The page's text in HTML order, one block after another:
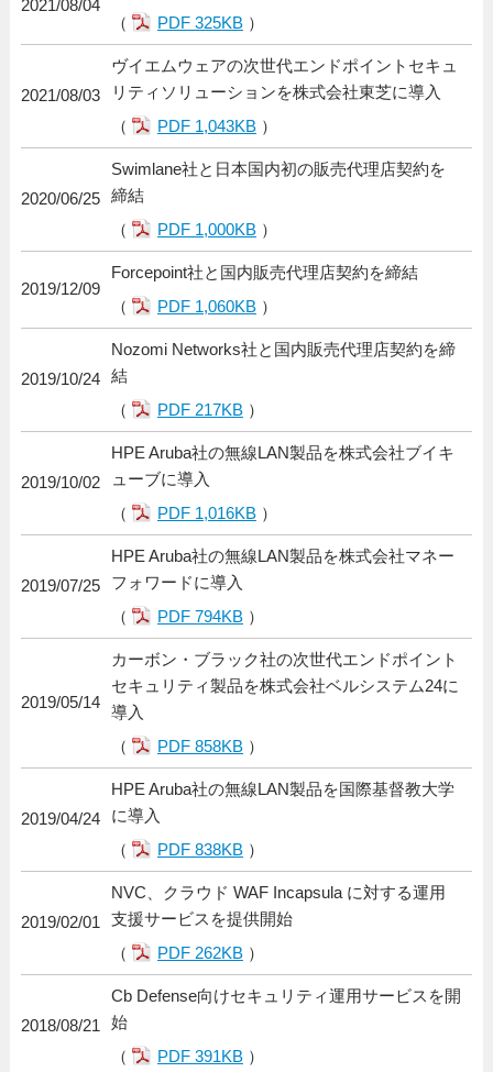
2021/08/04
（
PDF 325KB）
2021/08/03
ヴイエムウェアの次世代エンドポイントセキュ
リティソリューションを株式会社東芝に導入
（
PDF 1,043KB）
2020/06/25
Swimlane社と日本国内初の販売代理店契約を
締結
（
PDF 1,000KB）
2019/12/09
Forcepoint社と国内販売代理店契約を締結
（
PDF 1,060KB）
2019/10/24
Nozomi Networks社と国内販売代理店契約を締
結
（
PDF 217KB）
2019/10/02
HPE Aruba社の無線LAN製品を株式会社ブイキ
ューブに導入
（
PDF 1,016KB）
2019/07/25
HPE Aruba社の無線LAN製品を株式会社マネー
フォワードに導入
（
PDF 794KB）
2019/05/14
カーボン・ブラック社の次世代エンドポイント
セキュリティ製品を株式会社ベルシステム24に
導入
（
PDF 858KB）
2019/04/24
HPE Aruba社の無線LAN製品を国際基督教大学
に導入
（
PDF 838KB）
2019/02/01
NVC、クラウド WAF Incapsula に対する運用
支援サービスを提供開始
（
PDF 262KB）
2018/08/21
Cb Defense向けセキュリティ運用サービスを開
始
（
PDF 391KB）